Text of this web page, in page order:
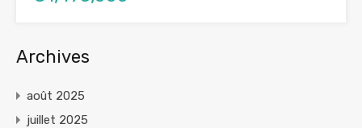
Archives
août 2025
juillet 2025